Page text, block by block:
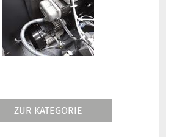
ZUR KATEGORIE